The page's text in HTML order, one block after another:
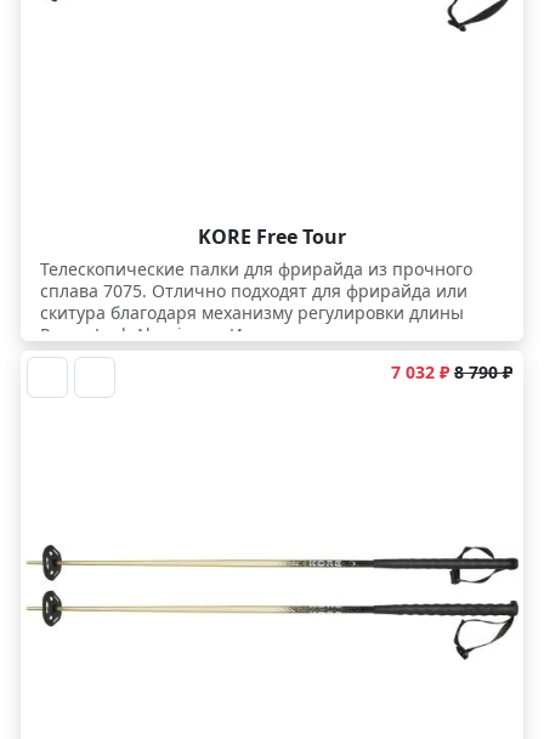
KORE Free Tour
Телескопические палки для фрирайда из прочного
сплава 7075. Отлично подходят для фрирайда или
скитура благодаря механизму регулировки длины
Power Lock Aluminum. И на подъеме, и на спуске
пригодятся их легкие обрезиненные древки,
позволяющие разный хват, широкие райдовые
кольца для глубокого снега и супер цепкий
7 032 ₽ 8 790 ₽